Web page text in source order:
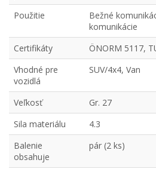
Použitie
Bežné
komunikácie
Certifikáty
ÖNORM 5117,
Vhodné pre
vozidlá
SUV/4x4, Van
Veľkosť
Gr. 27
Sila materiálu
4.3
Balenie
obsahuje
pár (2 ks)